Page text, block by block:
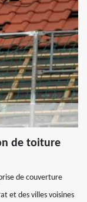
de toiture
de couverture
et des villes voisines